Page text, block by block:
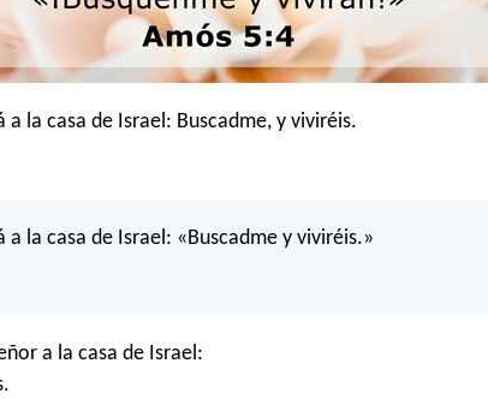
a la casa de Israel: Buscadme, y viviréis.
a la casa de Israel: «Buscadme y viviréis.»
a la casa de Israel: